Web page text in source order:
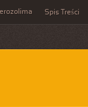
Spis Treści